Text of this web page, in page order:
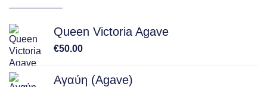
Queen Victoria Agave
€50.00
Αγαύη (Agave)